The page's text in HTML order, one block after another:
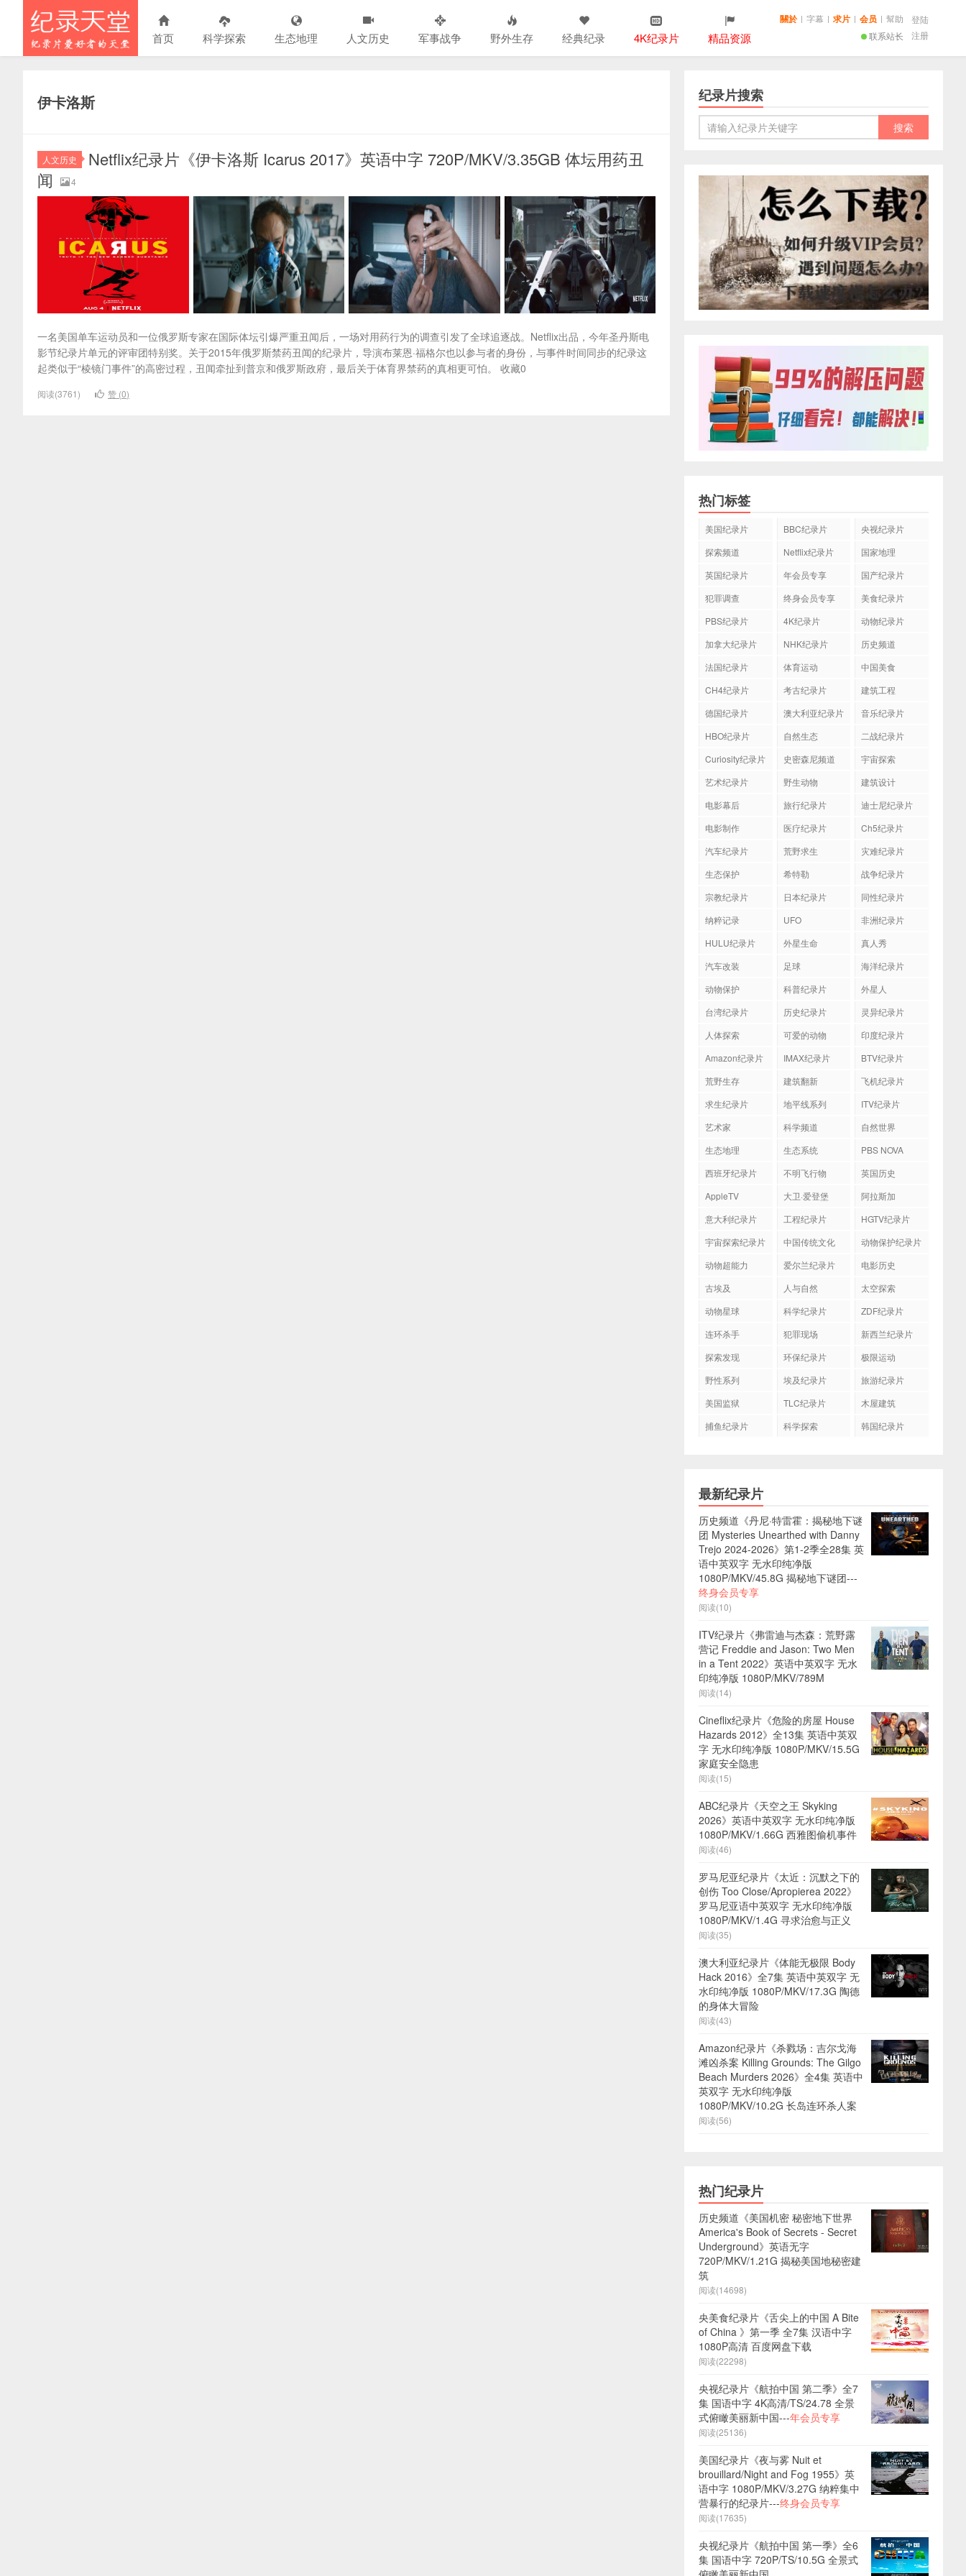
首页 科学探索 生态地理 人文历史 军事战争 野外生存 经典纪录 4K纪录片 精品资源 联系站长
關於 | 字幕 | 求片 | 会员 | 幫助
登陆
注册
伊卡洛斯
人文历史
Netflix纪录片《伊卡洛斯 Icarus 2017》英语中字 720P/MKV/3.35GB 体坛用药丑
闻
4
一名美国单车运动员和一位俄罗斯专家在国际体坛引爆严重丑闻后，一场对用药行为的调查引发了全球追逐战。Netflix出品，今年圣丹斯电
影节纪录片单元的评审团特别奖。关于2015年俄罗斯禁药丑闻的纪录片，导演布莱恩·福格尔也以参与者的身份，与事件时间同步的纪录这
起类似于“棱镜门事件”的高密过程，丑闻牵扯到普京和俄罗斯政府，最后关于体育界禁药的真相更可怕。 收藏0
阅读(3761) 赞 (0)
纪录片搜索
热门标签
美国纪录片 BBC纪录片
央视纪录片
探索频道
Netflix纪录片
国家地理
英国纪录片
年会员专享
国产纪录片
犯罪调查
终身会员专享
美食纪录片
PBS纪录片
4K纪录片
动物纪录片
加拿大纪录片
NHK纪录片
历史频道
法国纪录片
体育运动
中国美食
CH4纪录片
考古纪录片
建筑工程
德国纪录片
澳大利亚纪录片
音乐纪录片
HBO纪录片
自然生态
二战纪录片
Curiosity纪录片
史密森尼频道
宇宙探索
艺术纪录片
野生动物
建筑设计
电影幕后
旅行纪录片
迪士尼纪录片
电影制作
医疗纪录片
Ch5纪录片
汽车纪录片
荒野求生
灾难纪录片
生态保护
希特勒
战争纪录片
宗教纪录片
日本纪录片
同性纪录片
纳粹记录
UFO
非洲纪录片
HULU纪录片
外星生命
真人秀
汽车改装
足球
海洋纪录片
动物保护
科普纪录片
外星人
台湾纪录片
历史纪录片
灵异纪录片
人体探索
可爱的动物
印度纪录片
Amazon纪录片
IMAX纪录片
BTV纪录片
荒野生存
建筑翻新
飞机纪录片
求生纪录片
地平线系列
ITV纪录片
艺术家
科学频道
自然世界
生态地理
生态系统
PBS NOVA
西班牙纪录片
不明飞行物
英国历史
AppleTV
大卫·爱登堡
阿拉斯加
意大利纪录片
工程纪录片
HGTV纪录片
宇宙探索纪录片
中国传统文化
动物保护纪录片
动物超能力
爱尔兰纪录片
电影历史
古埃及
人与自然
太空探索
动物星球
科学纪录片
ZDF纪录片
连环杀手
犯罪现场
新西兰纪录片
探索发现
环保纪录片
极限运动
野性系列
埃及纪录片
旅游纪录片
美国监狱
TLC纪录片
木屋建筑
捕鱼纪录片
科学探索 韩国纪录片
最新纪录片
历史频道《丹尼·特雷霍：揭秘地下谜
团 Mysteries Unearthed with Danny
Trejo 2024-2026》第1-2季全28集 英
语中英双字 无水印纯净版
1080P/MKV/45.8G 揭秘地下谜团---
终身会员专享
阅读(10)
ITV纪录片《弗雷迪与杰森：荒野露
营记 Freddie and Jason: Two Men
in a Tent 2022》英语中英双字 无水
印纯净版 1080P/MKV/789M
阅读(14)
Cineflix纪录片《危险的房屋 House
Hazards 2012》全13集 英语中英双
字 无水印纯净版 1080P/MKV/15.5G
家庭安全隐患
阅读(15)
ABC纪录片《天空之王 Skyking
2026》英语中英双字 无水印纯净版
1080P/MKV/1.66G 西雅图偷机事件
阅读(46)
罗马尼亚纪录片《太近：沉默之下的
创伤 Too Close/Apropierea 2022》
罗马尼亚语中英双字 无水印纯净版
1080P/MKV/1.4G 寻求治愈与正义
阅读(35)
澳大利亚纪录片《体能无极限 Body
Hack 2016》全7集 英语中英双字 无
水印纯净版 1080P/MKV/17.3G 陶德
的身体大冒险
阅读(43)
Amazon纪录片《杀戮场：吉尔戈海
滩凶杀案 Killing Grounds: The Gilgo
Beach Murders 2026》全4集 英语中
英双字 无水印纯净版
1080P/MKV/10.2G 长岛连环杀人案
阅读(56)
热门纪录片
历史频道《美国机密 秘密地下世界
America's Book of Secrets - Secret
Underground》英语无字
720P/MKV/1.21G 揭秘美国地秘密建
筑
阅读(14698)
央美食纪录片《舌尖上的中国 A Bite
of China 》第一季 全7集 汉语中字
1080P高清 百度网盘下载
阅读(22298)
央视纪录片《航拍中国 第二季》全7
集 国语中字 4K高清/TS/24.78 全景
式俯瞰美丽新中国---年会员专享
阅读(25136)
美国纪录片《夜与雾 Nuit et
brouillard/Night and Fog 1955》英
语中字 1080P/MKV/3.27G 纳粹集中
营暴行的纪录片---终身会员专享
阅读(17635)
央视纪录片《航拍中国 第一季》全6
集 国语中字 720P/TS/10.5G 全景式